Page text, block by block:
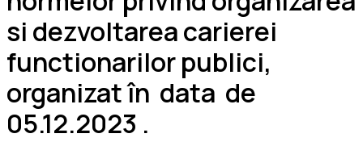
si dezvoltarea carierei
functionarilor publici,
organizat în data de
05.12.2023 .